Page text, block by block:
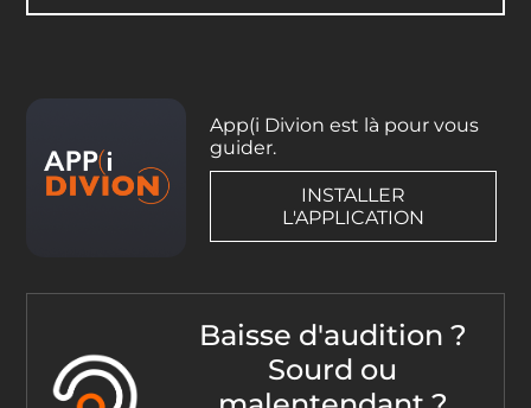
App(i Divion est là pour vous
guider.
INSTALLER
L'APPLICATION
Baisse d'audition ?
Sourd ou